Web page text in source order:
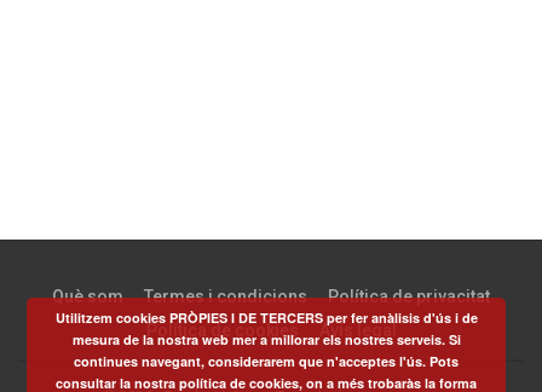
Què som Termes i condicions
Política de privacitat
Avís legal
Utilitzem cookies PRÒPIES I DE TERCERS per fer anàlisis d'ús i de
mesura de la nostra web mer a millorar els nostres serveis. Si
continues navegant, considerarem que n'acceptes l'ús. Pots
consultar la nostra política de cookies, on a més trobaràs la forma